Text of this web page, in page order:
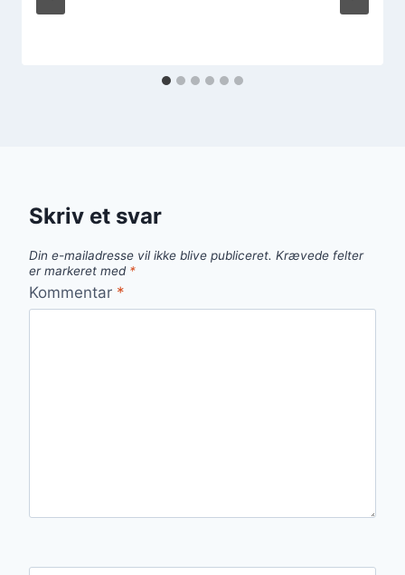
Skriv et svar
Din e-mailadresse vil ikke blive publiceret. Krævede felter
er markeret med *
Kommentar *